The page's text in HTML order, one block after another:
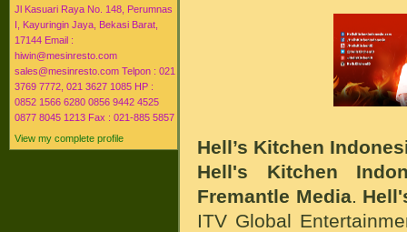
Jl Kasuari Raya No. 148, Perumnas
I, Kayuringin Jaya, Bekasi Barat,
17144 Email :
hiwin@mesinresto.com
sales@mesinresto.com Telpon : 021
3769 7772, 021 3627 1085 HP :
0852 1566 6280 0856 9442 4525
0877 8045 1213 Fax : 021-885 5857
View my complete profile
Hell’s Kitchen
Hell's Kitchen
Fremantle Media
ITV Global